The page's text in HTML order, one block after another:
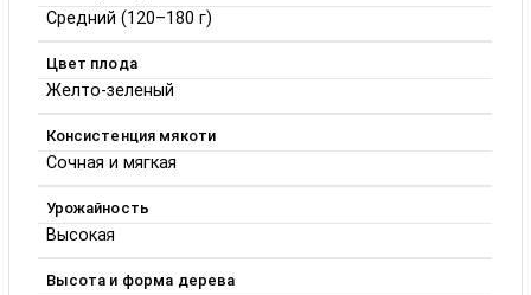
Средний (120–180 г)
Цвет плода
Желто-зеленый
Консистенция мякоти
Сочная и мягкая
Урожайность
Высокая
Высота и форма дерева